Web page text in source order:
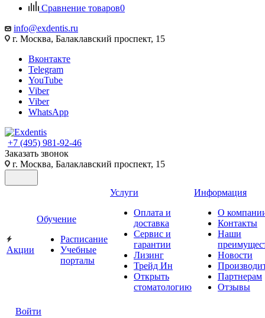
Сравнение товаров0
info@exdentis.ru
г. Москва, Балаклавский проспект, 15
Вконтакте
Telegram
YouTube
Viber
Viber
WhatsApp
+7 (495) 981-92-46
Заказать звонок
г. Москва, Балаклавский проспект, 15
Акции
Обучение
Расписание
Учебные
порталы
Услуги
Оплата и
доставка
Сервис и
гарантии
Лизинг
Трейд Ин
Открыть
стоматологию
Информация
О
Контакты
Наши
Новости
Партнерам
Отзывы
Войти